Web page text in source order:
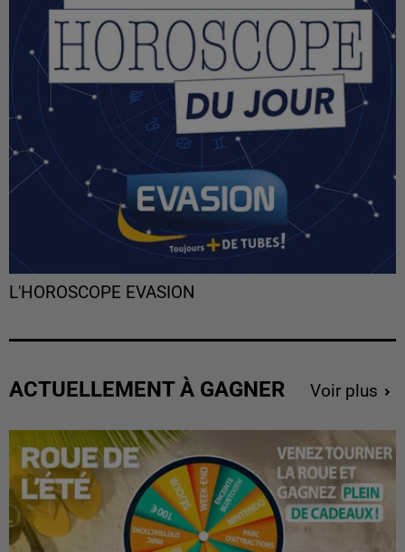
L'HOROSCOPE EVASION
ACTUELLEMENT À GAGNER Voir plus